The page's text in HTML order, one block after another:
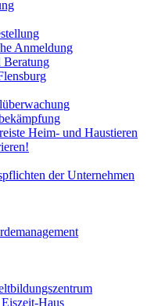
Anmeldung
Heim- und Haustieren
der Unternehmen
Eiszeit-Haus